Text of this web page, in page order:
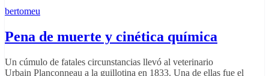
bertomeu
Pena de muerte y cinética química
Un cúmulo de fatales circunstancias llevó al veterinario
Urbain Plançonneau a la guillotina en 1833. Una de ellas fue el